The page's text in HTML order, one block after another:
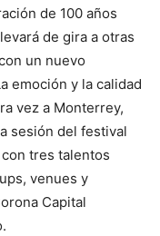
de 100 años
de gira a otras
un nuevo
emoción y la calidad
vez a Monterrey,
sesión del festival
tres talentos
venues y
Capital